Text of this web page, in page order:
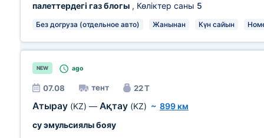
палеттердегі газ блогы , Көліктер саны 5
Без догруза (отдельное авто) Жанынан Күн сайын
NEW ago
07.08 тент 22 Т
Атырау (KZ) — Ақтау (KZ) ~ 899 км
су эмульсиялы бояу